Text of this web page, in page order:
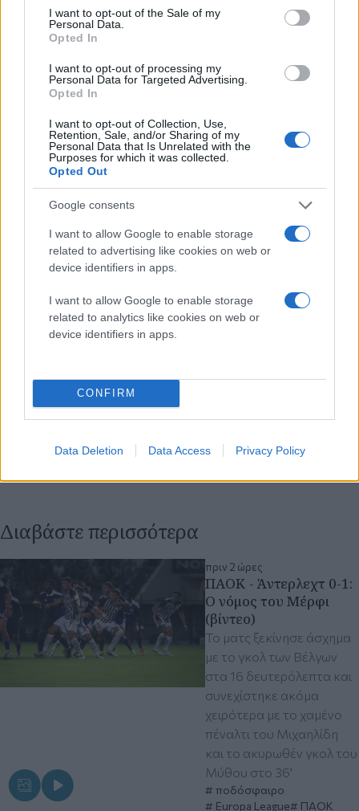
consent section.
I want to opt-out of the Sale of my
Personal Data.
Opted In
I want to opt-out of processing my
Personal Data for Targeted Advertising.
Opted In
I want to opt-out of Collection, Use,
Retention, Sale, and/or Sharing of my
Personal Data that Is Unrelated with the
Purposes for which it was collected.
Opted Out
Google consents
I want to allow Google to enable storage
related to advertising like cookies on web or
device identifiers in apps.
I want to allow Google to enable storage
related to analytics like cookies on web or
device identifiers in apps.
CONFIRM
Data Deletion Data Access Privacy Policy
Διαβάστε περισσότερα
πριν 2 ώρες
ΠΑΟΚ - Άντερλεχτ 0-1:
Ο νόμος του Μέρφι
(βίντεο)
Το ματς ξεκίνησε άσχημα
με το γκολ των Βέλγων
στα 16 δευτερόλεπτα και
συνεχίστηκε ακόμα
χειρότερα με το χαμένο
πέναλτι του Μιχαηλίδη
και το ακυρωθέν γκολ του
Μύθου στο 36'
ποδόσφαιρο
Europa League
ΠΑΟΚ